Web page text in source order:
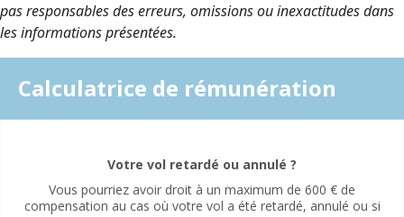
pas responsables des erreurs, omissions ou inexactitudes dans
les informations présentées.